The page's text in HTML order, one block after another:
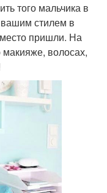
того мальчика в
стилем в
пришли. На
волосах,